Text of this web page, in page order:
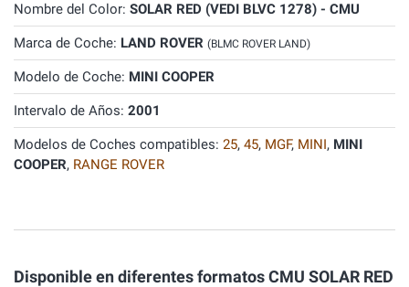
Nombre del Color: SOLAR RED (VEDI BLVC 1278) - CMU
Marca de Coche: LAND ROVER (BLMC ROVER LAND)
Modelo de Coche: MINI COOPER
Intervalo de Años: 2001
Modelos de Coches compatibles: 25, 45, MGF, MINI, MINI
COOPER, RANGE ROVER
Disponible en diferentes formatos CMU SOLAR RED